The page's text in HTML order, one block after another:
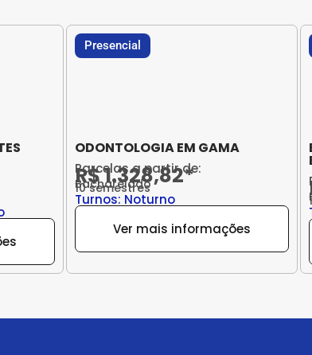
Presencial
ODONTOLOGIA EM GAMA
Parcelas a partir de:
R$ 1.328,82*
Bacharelado
10 semestres
Turnos: Noturno
Ver mais informações